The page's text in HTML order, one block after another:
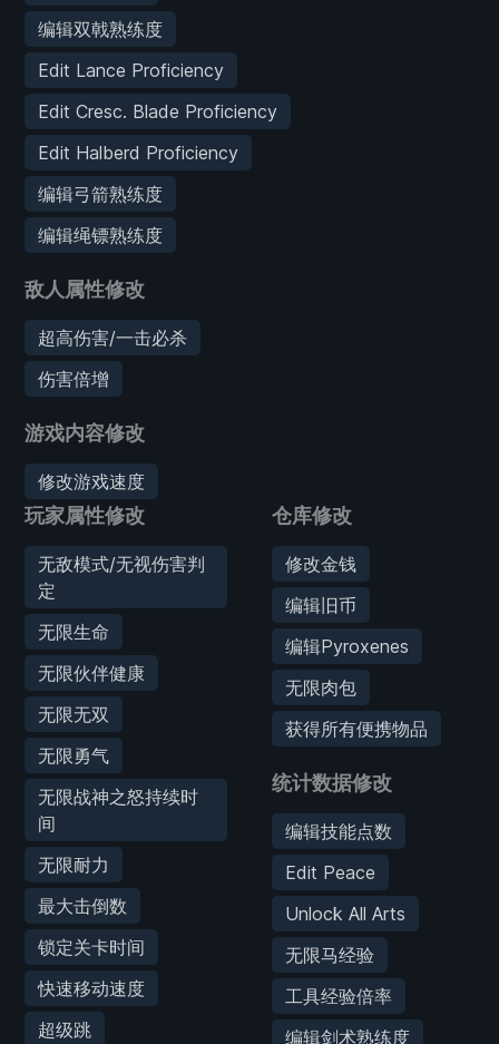
编辑双戟熟练度
Edit Lance Proficiency
Edit Cresc. Blade Proficiency
Edit Halberd Proficiency
编辑弓箭熟练度
编辑绳镖熟练度
敌人属性修改
超高伤害/一击必杀
伤害倍增
游戏内容修改
修改游戏速度
玩家属性修改
无敌模式/无视伤害判
定
无限生命
无限伙伴健康
无限无双
无限勇气
无限战神之怒持续时
间
无限耐力
最大击倒数
锁定关卡时间
快速移动速度
超级跳
仓库修改
修改金钱
编辑旧币
编辑Pyroxenes
无限肉包
获得所有便携物品
统计数据修改
编辑技能点数
Edit Peace
Unlock All Arts
无限马经验
工具经验倍率
编辑剑术熟练度